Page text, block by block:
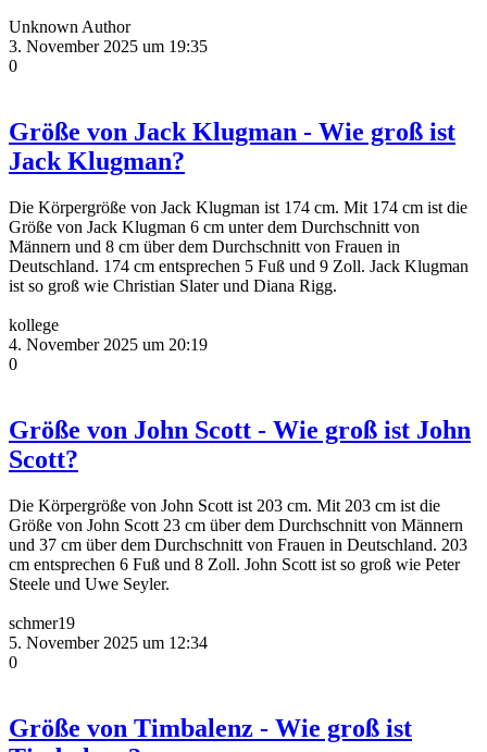
Unknown Author
3. November 2025 um 19:35
0
Größe von Jack Klugman - Wie groß ist
Jack Klugman?
Die Körpergröße von Jack Klugman ist 174 cm. Mit 174 cm ist die
Größe von Jack Klugman 6 cm unter dem Durchschnitt von
Männern und 8 cm über dem Durchschnitt von Frauen in
Deutschland. 174 cm entsprechen 5 Fuß und 9 Zoll. Jack Klugman
ist so groß wie Christian Slater und Diana Rigg.
kollege
4. November 2025 um 20:19
0
Größe von John Scott - Wie groß ist John
Scott?
Die Körpergröße von John Scott ist 203 cm. Mit 203 cm ist die
Größe von John Scott 23 cm über dem Durchschnitt von Männern
und 37 cm über dem Durchschnitt von Frauen in Deutschland. 203
cm entsprechen 6 Fuß und 8 Zoll. John Scott ist so groß wie Peter
Steele und Uwe Seyler.
schmer19
5. November 2025 um 12:34
0
Größe von Timbalenz - Wie groß ist